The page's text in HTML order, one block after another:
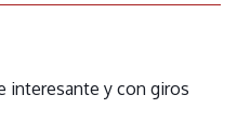
interesante y con giros